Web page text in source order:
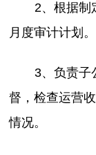
2、根据制
月度审计计划。
3、负责子
督，检查运营
情况。